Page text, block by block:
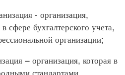
- организация,
сфере бухгалтерского учета,
организации;
– организация, которая в
стандартами